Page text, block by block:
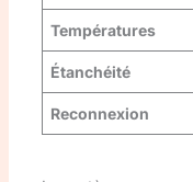
Températures
Étanchéité
Reconnexion